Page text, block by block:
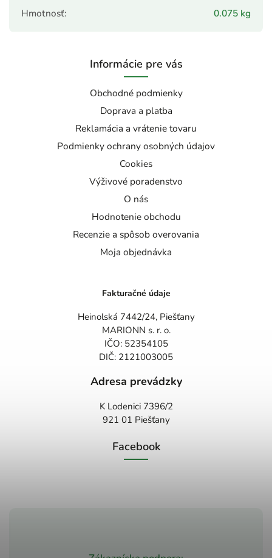
Hmotnosť: 0.075 kg
Informácie pre vás
Obchodné podmienky
Doprava a platba
Reklamácia a vrátenie tovaru
Podmienky ochrany osobných údajov
Cookies
Výživové poradenstvo
O nás
Hodnotenie obchodu
Recenzie a spôsob overovania
Moja objednávka
Fakturačné údaje
Heinolská 7442/24, Piešťany
MARIONN s. r. o.
IČO: 52354105
DIČ: 2121003005
Adresa prevádzky
K Lodenici 7396/2
921 01 Piešťany
Facebook